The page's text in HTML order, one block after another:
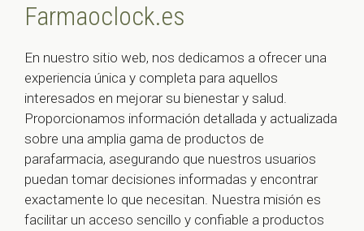
Farmaoclock.es
En nuestro sitio web, nos dedicamos a ofrecer una
experiencia única y completa para aquellos
interesados en mejorar su bienestar y salud.
Proporcionamos información detallada y actualizada
sobre una amplia gama de productos de
parafarmacia, asegurando que nuestros usuarios
puedan tomar decisiones informadas y encontrar
exactamente lo que necesitan. Nuestra misión es
facilitar un acceso sencillo y confiable a productos